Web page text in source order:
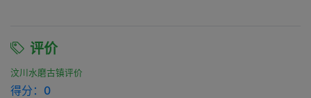
评价
汶川水磨古镇评价
得分： 0